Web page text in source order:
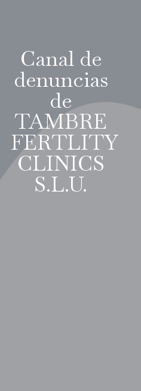
Canal de
denuncias
de
TAMBRE
FERTLITY
CLINICS
S.L.U.